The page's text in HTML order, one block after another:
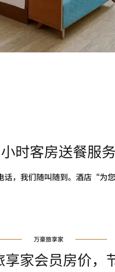
时客房送餐服务
，我们随叫随到。酒店“为
万豪旅享家
家会员房价，